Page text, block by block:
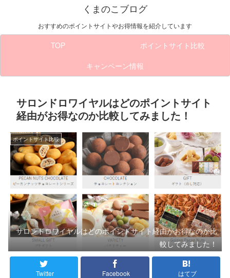
くまのこブログ
おすすめのポイントサイトやお得情報を紹介しています
TOP
ポイントサイト比較
キャンペーン情報
サロンドロワイヤルはどのポイントサイト
経由がお得なのか比較してみました！
ポイントサイト比較
サロンドロワイヤルはどのポイントサイト経由がお得なのか比
較してみました！
Twitter Facebook はてブ